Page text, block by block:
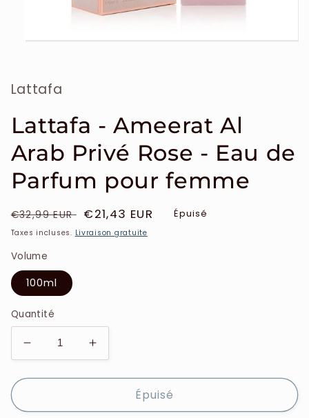
dans
une
modale
Lattafa
Lattafa - Ameerat Al
Arab Privé Rose - Eau de
Parfum pour femme
Prix
habituel
€32,99 EUR
Prix
soldé
€21,43 EUR Épuisé
Taxes incluses. Livraison gratuite
Volume
100ml
Quantité
Réduire
la
quantité
Lattafa
Augmenter
la
quantité
Lattafa
Épuisé